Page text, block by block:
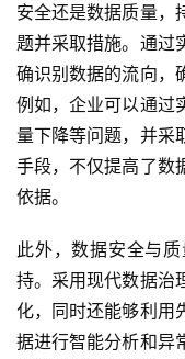
安全还是数据质量，
题并采取措施。通过
确识别数据的流向，
例如，企业可以通过
量下降等问题，并采
手段，不仅提高了数
依据。
此外，数据安全与
持。采用现代数据治
化，同时还能够利用
据进行智能分析和异